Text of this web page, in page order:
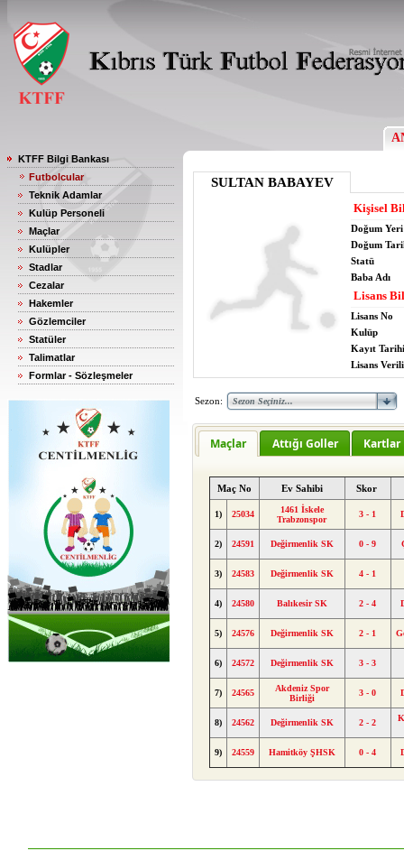
KTFF Bilgi Bankası
Futbolcular
Teknik Adamlar
Kulüp Personeli
Maçlar
Kulüpler
Stadlar
Cezalar
Hakemler
Gözlemciler
Statüler
Talimatlar
Formlar - Sözleşmeler
SULTAN BABAYEV
Kişisel
Doğum Yeri
Doğum
Statü
Baba Adı
Lisans
Lisans No
Kulüp
Kayıt Tarihi
Lisans
Sezon:
Maçlar Attığı Goller Kartlar
Maç No Ev Sahibi Skor
1) 25034
1461 İskele
Trabzonspor
3 - 1
2) 24591 Değirmenlik SK 0 - 9
3) 24583 Değirmenlik SK 4 - 1
4) 24580 Balıkesir SK 2 - 4
5) 24576 Değirmenlik SK 2 - 1
6) 24572 Değirmenlik SK 3 - 3
7) 24565
Akdeniz Spor
Birliği
3 - 0
8) 24562 Değirmenlik SK 2 - 2
9) 24559 Hamitköy ŞHSK 0 - 4